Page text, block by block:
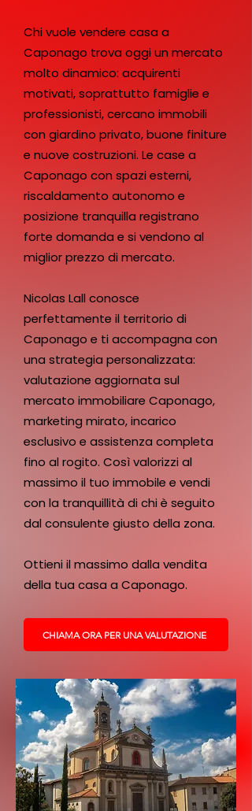
Chi vuole vendere casa a
Caponago trova oggi un mercato
molto dinamico: acquirenti
motivati, soprattutto famiglie e
professionisti, cercano immobili
con giardino privato, buone finiture
e nuove costruzioni. Le case a
Caponago con spazi esterni,
riscaldamento autonomo e
posizione tranquilla registrano
forte domanda e si vendono al
miglior prezzo di mercato.
Nicolas Lall conosce
perfettamente il territorio di
Caponago e ti accompagna con
una strategia personalizzata:
valutazione aggiornata sul
mercato immobiliare Caponago,
marketing mirato, incarico
esclusivo e assistenza completa
fino al rogito. Così valorizzi al
massimo il tuo immobile e vendi
con la tranquillità di chi è seguito
dal consulente giusto della zona.
Ottieni il massimo dalla vendita
della tua casa a Caponago.
CHIAMA ORA PER UNA VALUTAZIONE